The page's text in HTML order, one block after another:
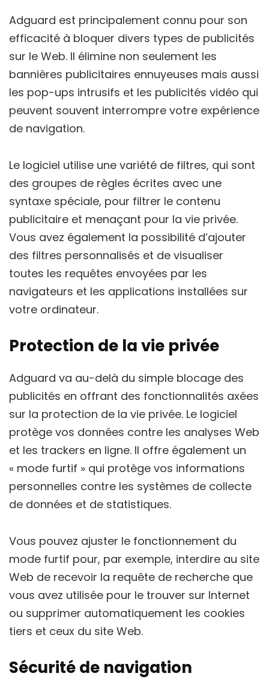
Adguard est principalement connu pour son
efficacité à bloquer divers types de publicités
sur le Web. Il élimine non seulement les
bannières publicitaires ennuyeuses mais aussi
les pop-ups intrusifs et les publicités vidéo qui
peuvent souvent interrompre votre expérience
de navigation.
Le logiciel utilise une variété de filtres, qui sont
des groupes de règles écrites avec une
syntaxe spéciale, pour filtrer le contenu
publicitaire et menaçant pour la vie privée.
Vous avez également la possibilité d’ajouter
des filtres personnalisés et de visualiser
toutes les requêtes envoyées par les
navigateurs et les applications installées sur
votre ordinateur.
Protection de la vie privée
Adguard va au-delà du simple blocage des
publicités en offrant des fonctionnalités axées
sur la protection de la vie privée. Le logiciel
protège vos données contre les analyses Web
et les trackers en ligne. Il offre également un
« mode furtif » qui protège vos informations
personnelles contre les systèmes de collecte
de données et de statistiques.
Vous pouvez ajuster le fonctionnement du
mode furtif pour, par exemple, interdire au site
Web de recevoir la requête de recherche que
vous avez utilisée pour le trouver sur Internet
ou supprimer automatiquement les cookies
tiers et ceux du site Web.
Sécurité de navigation